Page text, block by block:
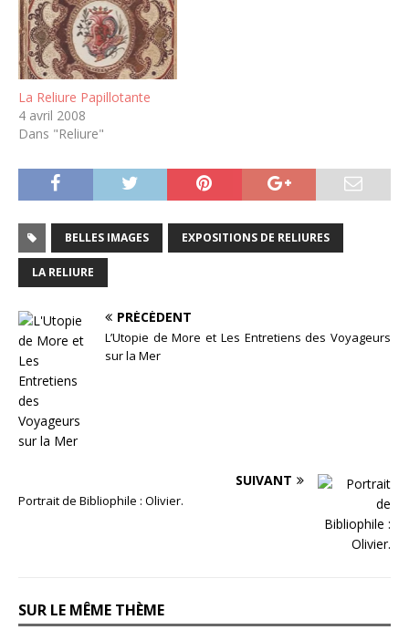
La Reliure Papillotante
4 avril 2008
Dans "Reliure"
BELLES IMAGES EXPOSITIONS DE RELIURES
LA RELIURE
PRÉCÉDENT
L’Utopie de More et Les Entretiens des Voyageurs
sur la Mer
SUIVANT
Portrait de Bibliophile : Olivier.
SUR LE MÊME THÈME